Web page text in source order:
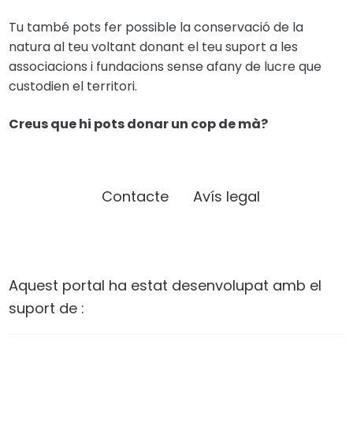
Tu també pots fer possible la conservació de la
natura al teu voltant donant el teu suport a les
associacions i fundacions sense afany de lucre que
custodien el territori.
Creus que hi pots donar un cop de mà?
Contacte Avís legal
Aquest portal ha estat desenvolupat amb el
suport de :